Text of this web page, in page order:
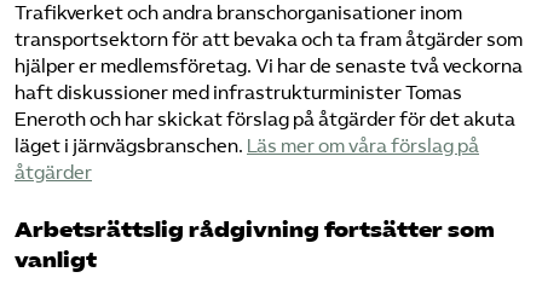
Trafikverket och andra branschorganisationer inom
transportsektorn för att bevaka och ta fram åtgärder som
hjälper er medlemsföretag. Vi har de senaste två veckorna
haft diskussioner med infrastrukturminister Tomas
Eneroth och har skickat förslag på åtgärder för det akuta
läget i järnvägsbranschen. Läs mer om våra förslag på
åtgärder
Arbetsrättslig rådgivning fortsätter som
vanligt